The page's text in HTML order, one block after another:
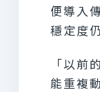
便導入
穩定度
「以前
能重複